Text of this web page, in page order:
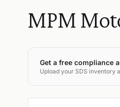
MPM
Get a free compliance
Upload your SDS inventory